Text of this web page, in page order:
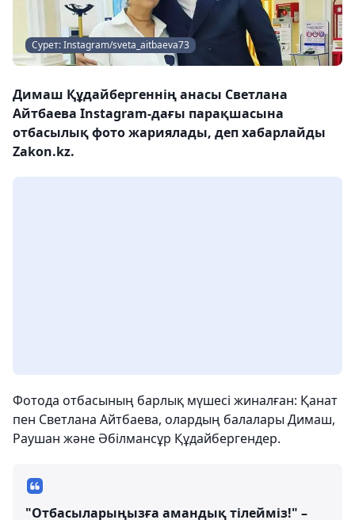
Сурет: Instagram/sveta_aitbaeva73
Димаш Құдайбергеннің анасы Светлана
Айтбаева Instagram-дағы парақшасына
отбасылық фото жариялады, деп хабарлайды
Zakon.kz.
Фотода отбасының барлық мүшесі жиналған: Қанат
пен Светлана Айтбаева, олардың балалары Димаш,
Раушан және Әбілмансұр Құдайбергендер.
"Отбасыларыңызға амандық тілейміз!" –